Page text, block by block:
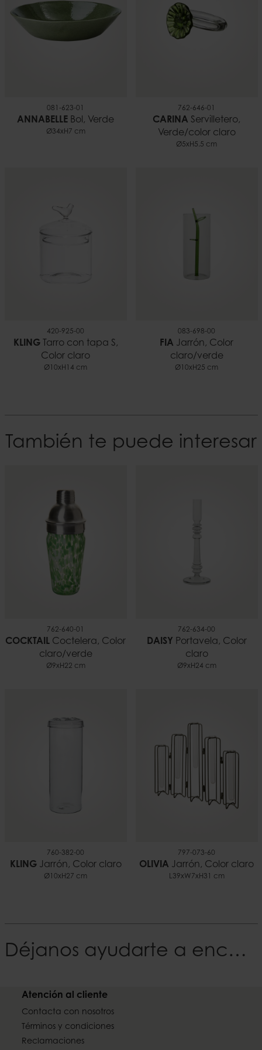
081-623-01
ANNABELLE Bol, Verde
Ø34xH7 cm
762-646-01
CARINA Servilletero,
Verde/color claro
Ø5xH5.5 cm
420-925-00
KLINGTarro con tapa S,
Color claro
Ø10xH14 cm
083-698-00
FIA Jarrón, Color
claro/verde
Ø10xH25 cm
También te puede interesar
762-640-01
COCKTAIL Coctelera, Color
claro/verde
Ø9xH22 cm
762-634-00
DAISY Portavela, Color
claro
Ø9xH24 cm
760-382-00
KLINGJarrón, Color claro
Ø10xH27 cm
797-073-60
OLIVIA Jarrón, Color claro
L39xW7xH31 cm
Déjanos ayudarte a encontrar tu Estilo
Atención al cliente
Contacta con nosotros
Términos y condiciones
Reclamaciones